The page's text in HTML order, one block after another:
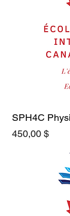
SPH4C
Prix
450,00 $